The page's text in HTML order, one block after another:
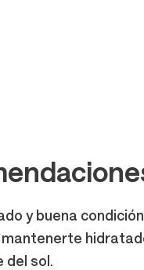
y buena
mantenerte
del sol.